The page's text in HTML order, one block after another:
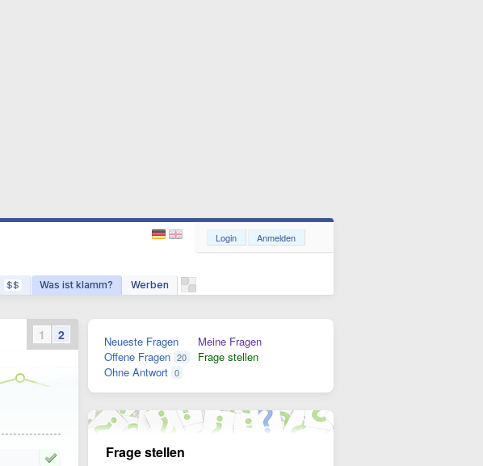
$$ Was ist klamm? Werben
Login Anmelden
1 2
Neueste Fragen
Offene Fragen 20
Ohne Antwort 0
Meine Fragen
Frage stellen
Frage stellen